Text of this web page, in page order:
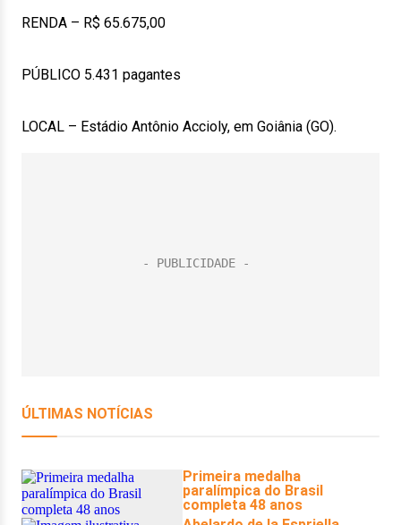
RENDA – R$ 65.675,00
PÚBLICO 5.431 pagantes
LOCAL – Estádio Antônio Accioly, em Goiânia (GO).